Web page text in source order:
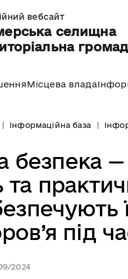
вебсайт
селищна
Місцева влада
Інформаційна база
безпека
та
під
2024